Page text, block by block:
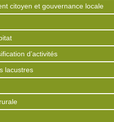
citoyen et gouvernance locale
d’activités
lacustres